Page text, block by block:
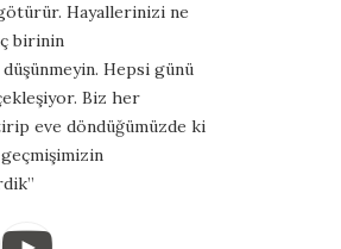
Hayallerinizi ne
birinin
Hepsi günü
Biz her
eve döndüğümüzde ki
geçmişimizin